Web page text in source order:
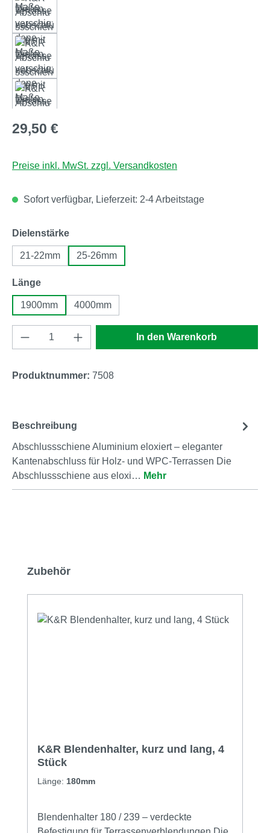
Regulärer Preis:
29,50 €
Preise inkl. MwSt. zzgl. Versandkosten
Sofort verfügbar, Lieferzeit: 2-4 Arbeitstage
Dielenstärkeauswählen
21-22mm 25-26mm
Längeauswählen
1900mm 4000mm
Produkt Anzahl: Gib den gewünschten
In den Warenkorb
Produktnummer: 7508
Beschreibung
Abschlussschiene Aluminium eloxiert – eleganter
Kantenabschluss für Holz- und WPC-Terrassen Die
Abschlussschiene aus eloxi… Mehr
Produktgalerie überspringen
Zubehör
K&R Blendenhalter, kurz und lang, 4
Stück
Länge: 180mm
Blendenhalter 180 / 239 – verdeckte